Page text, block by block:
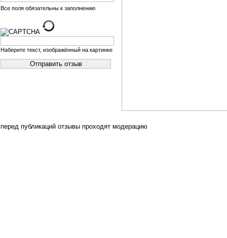
Все поля обязательны к заполнению
Наберите текст, изображённый на картинке
перед публикаций отзывы проходят модерацию